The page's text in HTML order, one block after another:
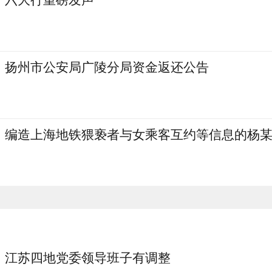
扬州市公安局广陵分局资金返还公告
编造上海地铁猥亵者与女乘客互约等信息的杨
江苏四地党委领导班子有调整